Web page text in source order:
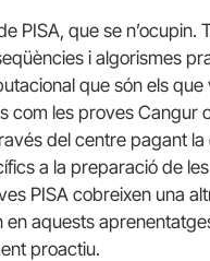
PISA, que se n’ocupin.
i algorismes
que són els
com les proves Cangur
del centre pagant
a la preparació de
PISA cobreixen una
aquests
proactiu.